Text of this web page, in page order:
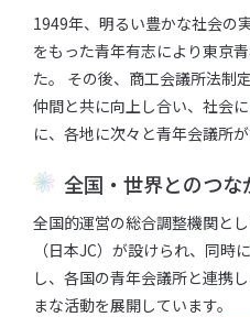
1949年、明るい豊かな社会の
をもった⻘年有志により東京
た。 その後、商⼯会議所法制
仲間と共に向上し合い、社会
に、各地に次々と⻘年会議所
全国・世界とのつな
全国的運営の総合調整機関と
（⽇本JC）が設けられ、同時
し、各国の⻘年会議所と連携
まな活動を展開しています。